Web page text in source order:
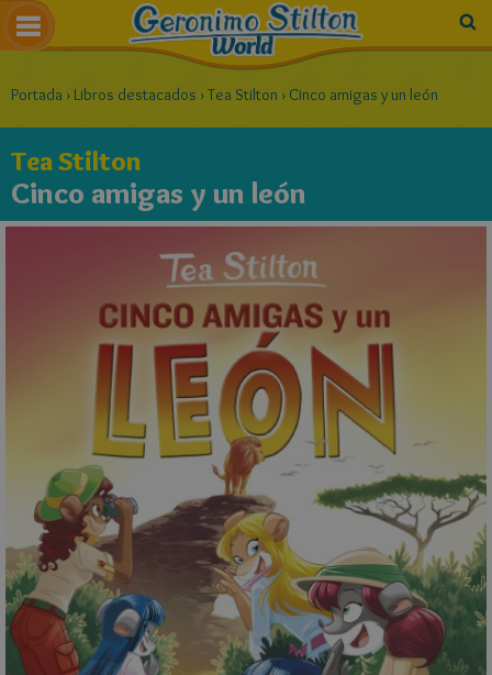
Portada › Libros destacados ›Tea Stilton › Cinco amigas y un león
Tea Stilton
Cinco amigas y un león